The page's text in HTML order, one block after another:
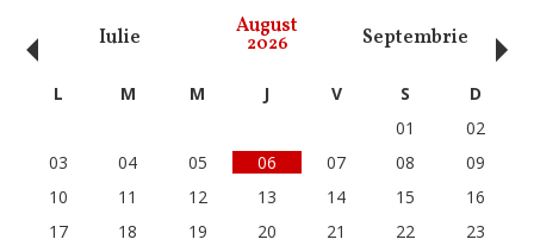
Iulie August
2026 Septembrie
‹ L M M J V S
D
01
02
03
04 05 06 07 08
09
10
11 12 13 14 15
16
17
18 19 20 21 22
23